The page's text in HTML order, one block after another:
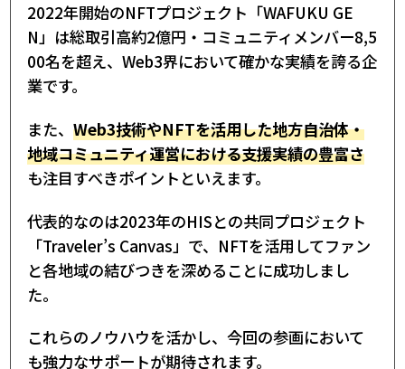
2022年開始のNFTプロジェクト「WAFUKU GE
N」は総取引高約2億円・コミュニティメンバー8,5
00名を超え、Web3界において確かな実績を誇る企
業です。
また、 Web3技術やNFTを活用した地方自治体・
地域コミュニティ運営における支援実績の豊富さ
も注目すべきポイントといえます。
代表的なのは2023年のHISとの共同プロジェクト
「Traveler’s Canvas」で、NFTを活用してファン
と各地域の結びつきを深めることに成功しまし
た。
これらのノウハウを活かし、今回の参画において
も強力なサポートが期待されます。